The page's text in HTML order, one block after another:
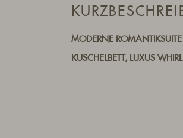
MODERNE
KUSCHELBETT, LUXUS